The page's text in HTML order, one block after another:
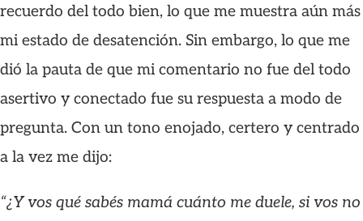
recuerdo del todo bien, lo que me muestra aún más
mi estado de desatención. Sin embargo, lo que me
dió la pauta de que mi comentario no fue del todo
asertivo y conectado fue su respuesta a modo de
pregunta. Con un tono enojado, certero y centrado
a la vez me dijo:
“¿Y vos qué sabés mamá cuánto me duele, si vos no